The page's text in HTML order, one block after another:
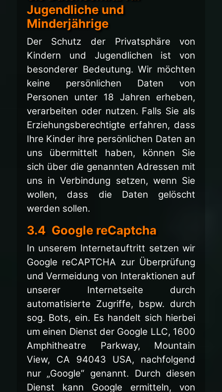
Jugendliche und
Minderjährige
Der Schutz der Privatsphäre von
Kindern und Jugendlichen ist von
besonderer Bedeutung. Wir möchten
keine persönlichen Daten von
Personen unter 18 Jahren erheben,
verarbeiten oder nutzen. Falls Sie als
Erziehungsberechtigte erfahren, dass
Ihre Kinder ihre persönlichen Daten an
uns übermittelt haben, können Sie
sich über die genannten Adressen mit
uns in Verbindung setzen, wenn Sie
wollen, dass die Daten gelöscht
werden sollen.
3.4 Google reCaptcha
In unserem Internetauftritt setzen wir
Google reCAPTCHA zur Überprüfung
und Vermeidung von Interaktionen auf
unserer Internetseite durch
automatisierte Zugriffe, bspw. durch
sog. Bots, ein. Es handelt sich hierbei
um einen Dienst der Google LLC, 1600
Amphitheatre Parkway, Mountain
View, CA 94043 USA, nachfolgend
nur „Google“ genannt. Durch diesen
Dienst kann Google ermitteln, von